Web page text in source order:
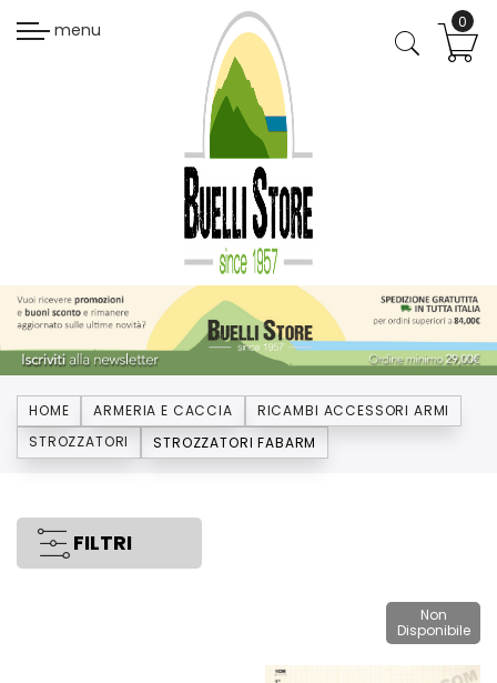
menu
HOME ARMERIA E CACCIA
RICAMBI ACCESSORI ARMI
STROZZATORI
STROZZATORI FABARM
FILTRI
Non
Disponibile